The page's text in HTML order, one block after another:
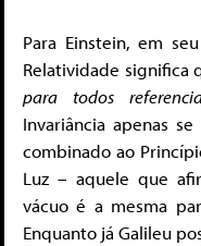
Para Einstein, em
Relatividade significa
para todos
Invariância apenas
combinado ao
Luz – aquele que
vácuo é a mesma
Enquanto já Galileu